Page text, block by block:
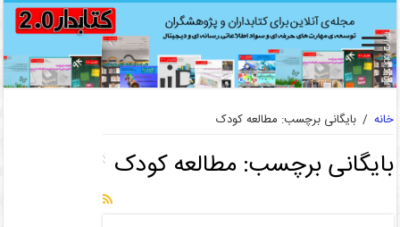
خانه / بایگانی برچسب: مطالعه کودک
بایگانی برچسب: مطالعه کودک